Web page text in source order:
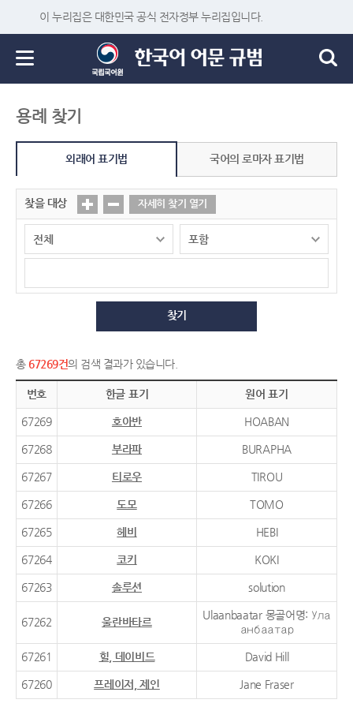
이 누리집은 대한민국 공식 전자정부 누리집입니다.
용례 찾기
외래어 표기법 국어의 로마자 표기법
찾을 대상 자세히 찾기 열기
찾기
총 67269건의 검색 결과가 있습니다.
번호 한글 표기 원어 표기
67269 호아반 HOABAN
67268 부라파 BURAPHA
67267 티로우 TIROU
67266 도모 TOMO
67265 헤비 HEBI
67264 코키 KOKI
67263 솔루션 solution
67262 울란바타르
Ulaanbaatar 몽골어명: Ула
анбаатар
67261 힐, 데이비드 David Hill
67260 프레이저, 제인 Jane Fraser